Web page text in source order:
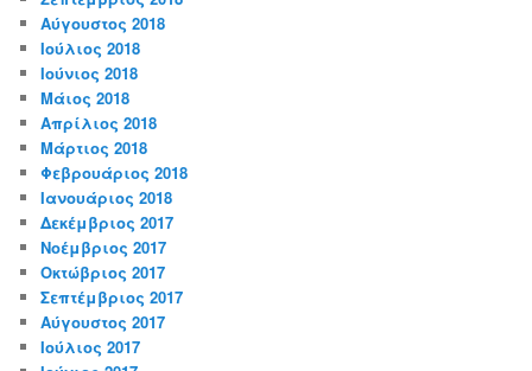
Αύγουστος 2018
Ιούλιος 2018
Ιούνιος 2018
Μάιος 2018
Απρίλιος 2018
Μάρτιος 2018
Φεβρουάριος 2018
Ιανουάριος 2018
Δεκέμβριος 2017
Νοέμβριος 2017
Οκτώβριος 2017
Σεπτέμβριος 2017
Αύγουστος 2017
Ιούλιος 2017